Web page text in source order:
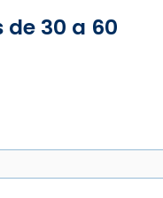
30 a 60